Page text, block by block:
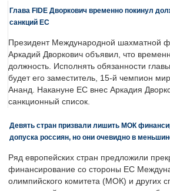
Глава FIDE Дворкович временно покинул
санкций ЕС
Президент Международной шахматной
Аркадий Дворкович объявил, что
должность. Исполнять обязанности
будет его заместитель, 15-й чемпион
Ананд. Накануне ЕС внес Аркадия
санкционный список.
Девять стран призвали лишить МОК
допуска россиян, но они очевидно в
Ряд европейских стран предложили
финансирование со стороны ЕС
олимпийского комитета (МОК) и других